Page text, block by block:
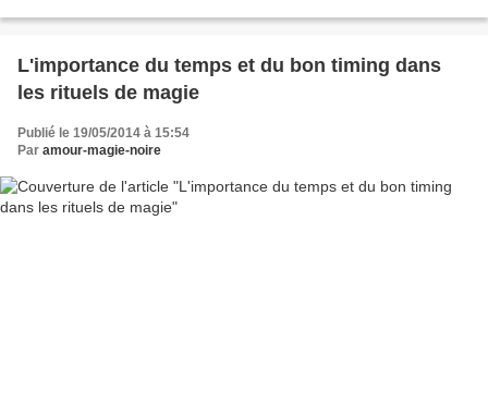
L'importance du temps et du bon timing dans
les rituels de magie
Publié le 19/05/2014 à 15:54
Par amour-magie-noire